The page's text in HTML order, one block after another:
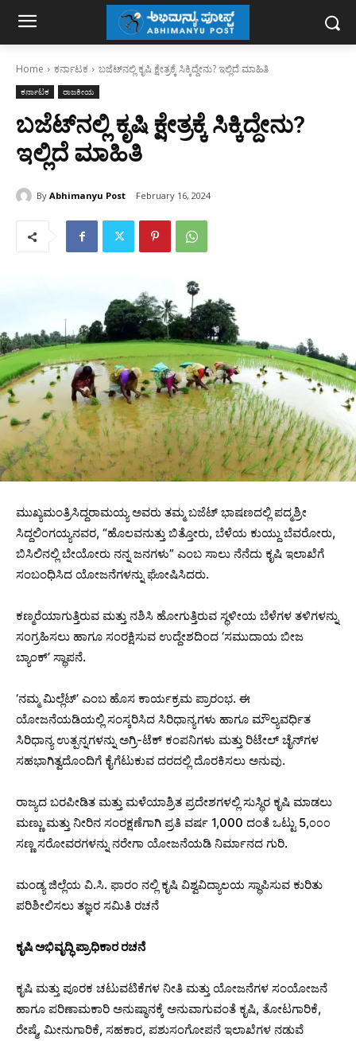
Home ಕರ್ನಾಟಕ ಬಜೆಟ್‌ನಲ್ಲಿ ಕೃಷಿ ಕ್ಷೇತ್ರಕ್ಕೆ ಸಿಕ್ಕಿದ್ದೇನು? ಇಲ್ಲಿದೆ ಮಾಹಿತಿ
ಕರ್ನಾಟಕ ರಾಜಕೀಯ
ಬಜೆಟ್‌ನಲ್ಲಿ ಕೃಷಿ ಕ್ಷೇತ್ರಕ್ಕೆ ಸಿಕ್ಕಿದ್ದೇನು?
ಇಲ್ಲಿದೆ ಮಾಹಿತಿ
By Abhimanyu Post February 16, 2024
ಮುಖ್ಯಮಂತ್ರಿಸಿದ್ದರಾಮಯ್ಯ ಅವರು ತಮ್ಮ ಬಜೆಟ್‌ ಭಾಷಣದಲ್ಲಿ ಪದ್ಮಶ್ರೀ
ಸಿದ್ದಲಿಂಗಯ್ಯನವರ, “ಹೊಲವನುತ್ತು ಬಿತ್ತೋರು, ಬೆಳೆಯ ಕುಯ್ದು ಬೆವರೋರು,
ಬಿಸಿಲಿನಲ್ಲಿ ಬೇಯೋರು ನನ್ನ ಜನಗಳು” ಎಂಬ ಸಾಲು ನೆನೆದು ಕೃಷಿ ಇಲಾಖೆಗೆ
ಸಂಬಂಧಿಸಿದ ಯೋಜನೆಗಳನ್ನು ಘೋಷಿಸಿದರು.
ಕಣ್ಮರೆಯಾಗುತ್ತಿರುವ ಮತ್ತು ನಶಿಸಿ ಹೋಗುತ್ತಿರುವ ಸ್ಥಳೀಯ ಬೆಳೆಗಳ ತಳಿಗಳನ್ನು
ಸಂಗ್ರಹಿಸಲು ಹಾಗೂ ಸಂರಕ್ಷಿಸುವ ಉದ್ದೇಶದಿಂದ ‘ಸಮುದಾಯ ಬೀಜ
ಬ್ಯಾಂಕ್’ ಸ್ಥಾಪನೆ.
‘ನಮ್ಮ ಮಿಲ್ಲೆಟ್’ ಎಂಬ ಹೊಸ ಕಾರ್ಯಕ್ರಮ ಪ್ರಾರಂಭ. ಈ
ಯೋಜನೆಯಡಿಯಲ್ಲಿ ಸಂಸ್ಕರಿಸಿದ ಸಿರಿಧಾನ್ಯಗಳು ಹಾಗೂ ಮೌಲ್ಯವರ್ಧಿತ
ಸಿರಿಧಾನ್ಯ ಉತ್ಪನ್ನಗಳನ್ನು ಅಗ್ರಿ-ಟೆಕ್ ಕಂಪನಿಗಳು ಮತ್ತು ರಿಟೇಲ್ ಚೈನ್‌ಗಳ
ಸಹಭಾಗಿತ್ವದೊಂದಿಗೆ ಕೈಗೆಟುಕುವ ದರದಲ್ಲಿ ದೊರಕಿಸಲು ಅನುವು.
ರಾಜ್ಯದ ಬರಪೀಡಿತ ಮತ್ತು ಮಳೆಯಾಶ್ರಿತ ಪ್ರದೇಶಗಳಲ್ಲಿ ಸುಸ್ಥಿರ ಕೃಷಿ ಮಾಡಲು
ಮಣ್ಣು ಮತ್ತು ನೀರಿನ ಸಂರಕ್ಷಣೆಗಾಗಿ ಪ್ರತಿ ವರ್ಷ 1,000 ದಂತೆ ಒಟ್ಟು 5,೦೦೦
ಸಣ್ಣ ಸರೋವರಗಳನ್ನು ನರೇಗಾ ಯೋಜನೆಯಡಿ ನಿರ್ಮಾನದ ಗುರಿ.
ಮಂಡ್ಯ ಜಿಲ್ಲೆಯ ವಿ.ಸಿ. ಫಾರಂ ನಲ್ಲಿ ಕೃಷಿ ವಿಶ್ವವಿದ್ಯಾಲಯ ಸ್ಥಾಪಿಸುವ ಕುರಿತು
ಪರಿಶೀಲಿಸಲು ತಜ್ಞರ ಸಮಿತಿ ರಚನೆ
ಕೃಷಿ ಅಭಿವೃದ್ಧಿ ಪ್ರಾಧಿಕಾರ ರಚನೆ
ಕೃಷಿ ಮತ್ತು ಪೂರಕ ಚಟುವಟಿಕೆಗಳ ನೀತಿ ಮತ್ತು ಯೋಜನೆಗಳ ಸಂಯೋಜನೆ
ಹಾಗೂ ಪರಿಣಾಮಕಾರಿ ಅನುಷ್ಠಾನಕ್ಕೆ ಅನುವಾಗುವಂತೆ ಕೃಷಿ, ತೋಟಗಾರಿಕೆ,
ರೇಷ್ಮೆ, ಮೀನುಗಾರಿಕೆ, ಸಹಕಾರ, ಪಶುಸಂಗೋಪನೆ ಇಲಾಖೆಗಳ ನಡುವೆ